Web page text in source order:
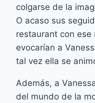
colgarse de la
O acaso sus
restaurant con
evocarían a
tal vez ella se
Además, a
del mundo de la